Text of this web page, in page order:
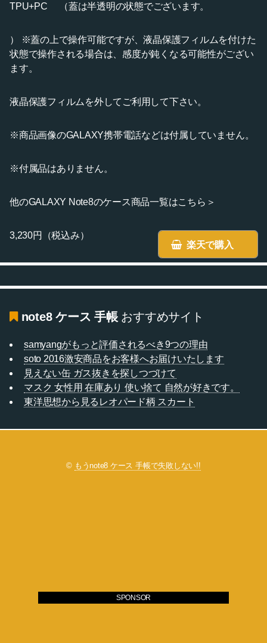
TPU+PC （蓋は半透明の状態でございます。
） ※蓋の上で操作可能ですが、液晶保護フィルムを付けた
状態で操作される場合は、感度が鈍くなる可能性がござい
ます。
液晶保護フィルムを外してご利用して下さい。
※商品画像のGALAXY携帯電話などは付属していません。
※付属品はありません。
他のGALAXY Note8のケース商品一覧はこちら＞
楽天で購入
3,230円（税込み）
note8 ケース 手帳おすすめサイト
samyangがもっと評価されるべき9つの理由
soto 2016激安商品をお客様へお届けいたします
見えない缶 ガス抜きを探しつづけて
マスク 女性用 在庫あり 使い捨て 自然が好きです。
東洋思想から見るレオパード柄 スカート
© もうnote8 ケース 手帳で失敗しない!!
SPONSOR